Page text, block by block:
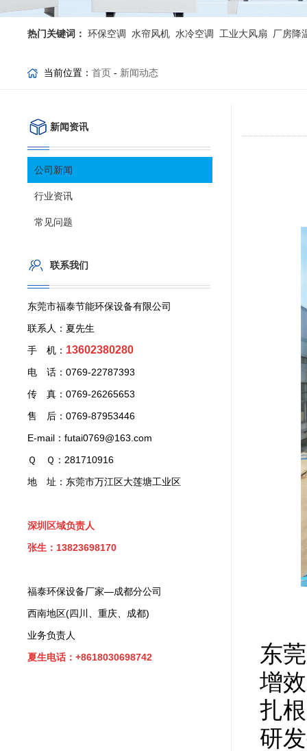
热门关键词： 环保空调 水帘风机 水冷空调 工业大风扇 厂房降
当前位置： 首页 - 新闻动态
东
增
扎
研
新闻资讯
公司新闻
行业资讯
常见问题
联系我们
东莞市福泰节能环保设备有限公司
联系人：夏先生
手 机： 13602380280
电 话：0769-22787393
传 真：0769-26265653
售 后：0769-87953446
E-mail：futai0769@163.com
Ｑ Ｑ：281710916
地 址：东莞市万江区大莲塘工业区
深圳区域负责人
张生：13823698170
福泰环保设备厂家—成都分公司
西南地区(四川、重庆、成都)
业务负责人
夏生电话：+8618030698742